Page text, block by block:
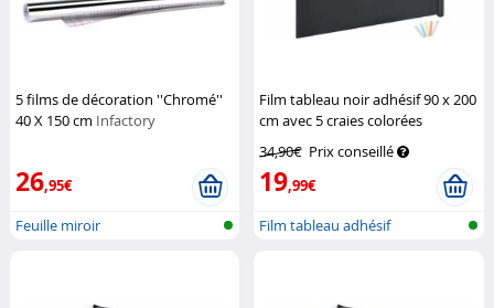
5 films de décoration ''Chromé''
40 X 150 cm Infactory
26,95€
Feuille miroir
Film tableau noir adhésif 90 x 200
cm avec 5 craies colorées
34,90€ Prix conseillé
19,99€
Film tableau adhésif